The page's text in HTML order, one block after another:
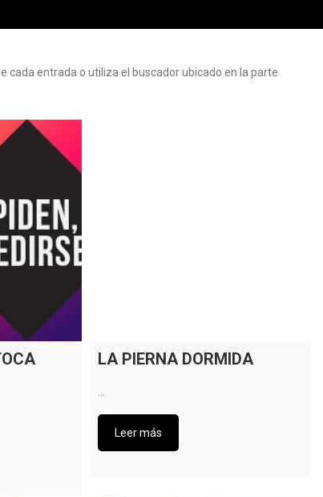
cada entrada o utiliza el buscador ubicado en la parte
LA PIERNA DORMIDA
Leer más